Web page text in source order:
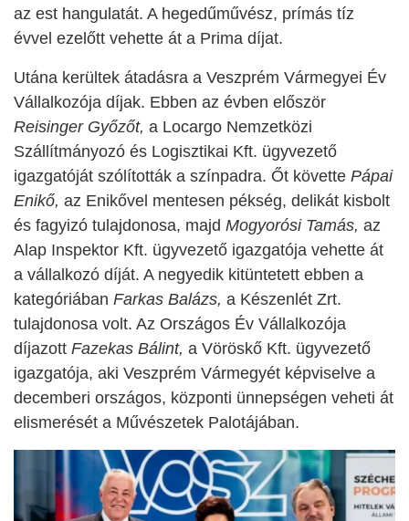
az est hangulatát. A hegedűművész, prímás tíz
évvel ezelőtt vehette át a Prima díjat.
Utána kerültek átadásra a Veszprém Vármegyei Év
Vállalkozója díjak. Ebben az évben először
Reisinger Győzőt, a Locargo Nemzetközi
Szállítmányozó és Logisztikai Kft. ügyvezető
igazgatóját szólították a színpadra. Őt követte Pápai
Enikő, az Enikővel mentesen pékség, delikát kisbolt
és fagyizó tulajdonosa, majd Mogyorósi Tamás, az
Alap Inspektor Kft. ügyvezető igazgatója vehette át
a vállalkozó díját. A negyedik kitüntetett ebben a
kategóriában Farkas Balázs, a Készenlét Zrt.
tulajdonosa volt. Az Országos Év Vállalkozója
díjazott Fazekas Bálint, a Vöröskő Kft. ügyvezető
igazgatója, aki Veszprém Vármegyét képviselve a
decemberi országos, központi ünnepségen veheti át
elismerését a Művészetek Palotájában.